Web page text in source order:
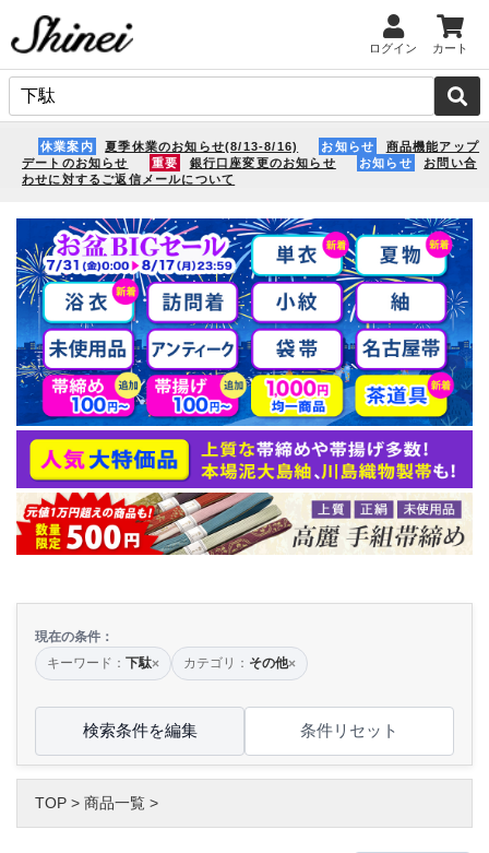
ログイン カート
休業案内 夏季休業のお知らせ(8/13-8/16) お知らせ
商品機能アップ
デートのお知らせ
重要 銀行口座変更のお知らせ お知らせ
お問い合
わせに対するご返信メールについて
現在の条件：
キーワード： 下駄× カテゴリ： その他×
検索条件を編集 条件リセット
TOP > 商品一覧 >